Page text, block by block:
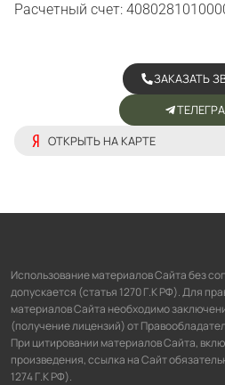
Расчетный счет:
ОТКРЫТЬ НА КАРТЕ
ЗАКАЗАТЬ
Использование материалов Сайта без
допускается (статья 1270 Г.К РФ). Для
материалов Сайта необходимо
(получение лицензий) от
При цитировании материалов Сайта,
произведения, ссылка на Сайт
1274 Г.К РФ).